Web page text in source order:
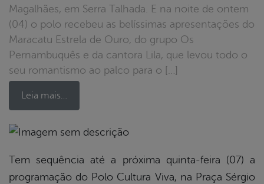
Magalhães, em Serra Talhada. E na noite de ontem
(04) o polo recebeu as belíssimas apresentações do
Maracatu Estrela de Ouro, do grupo Os
Pernambuquês e da cantora Lila, que levou todo o
seu romantismo ao palco para o […]
Leia mais…
Tem sequência até a próxima quinta-feira (07) a
programação do Polo Cultura Viva, na Praça Sérgio